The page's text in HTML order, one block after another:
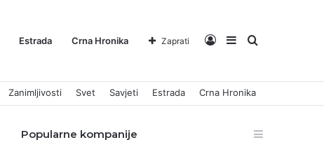
Estrada Crna Hronika Pretraga
Sidebar
Log
Zaprati
Zanimljivosti Svet Savjeti Estrada Crna Hronika
Popularne kompanije